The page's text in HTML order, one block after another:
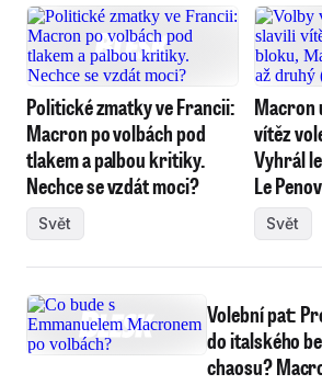
Politické zmatky ve Francii:
Macron po volbách pod
tlakem a palbou kritiky.
Nechce se vzdát moci?
Svět
Macron
vítěz
Vyhrál
Le
Svět
Volební pat:
do italského
chaosu?